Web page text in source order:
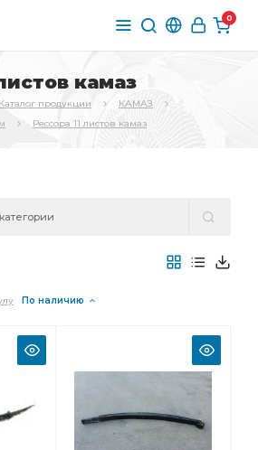
0
камаз
Каталог продукции
КАМАЗ
Рессора 11 листов камаз
По наличию